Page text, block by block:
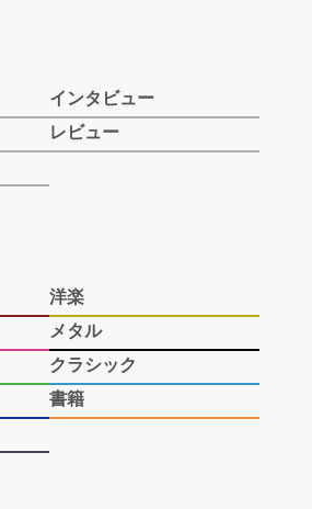
インタビュー
レビュー
洋楽
メタル
クラシック
書籍